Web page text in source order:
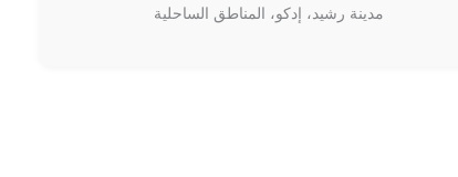
مدينة رشيد، إدكو، المناطق الساحلية